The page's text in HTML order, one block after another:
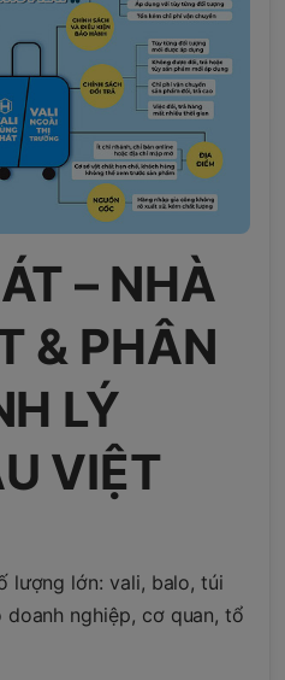
– NHÀ
& PHÂN
LÝ
VIỆT
lượng lớn: vali, balo, túi
nghiệp, cơ quan, tổ